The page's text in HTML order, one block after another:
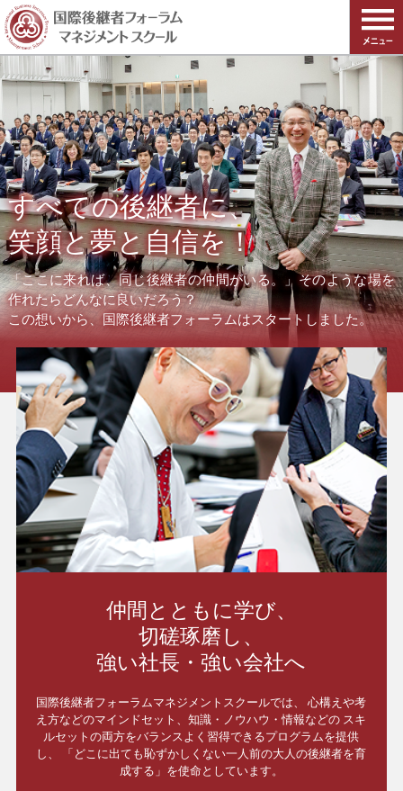
すべての後継者に、
笑顔と夢と自信を！
「ここに来れば、同じ後継者の仲間がいる。」そのような場を
作れたらどんなに良いだろう？
この想いから、国際後継者フォーラムはスタートしました。
仲間とともに学び、
切磋琢磨し、
強い社長・強い会社へ
国際後継者フォーラムマネジメントスクールでは、
心構えや考
え方などのマインドセット、知識・ノウハウ・情報などの スキ
ルセットの両方をバランスよく習得できるプログラムを提供
し、
「どこに出ても恥ずかしくない一人前の大人の後継者を育
成する」を使命としています。